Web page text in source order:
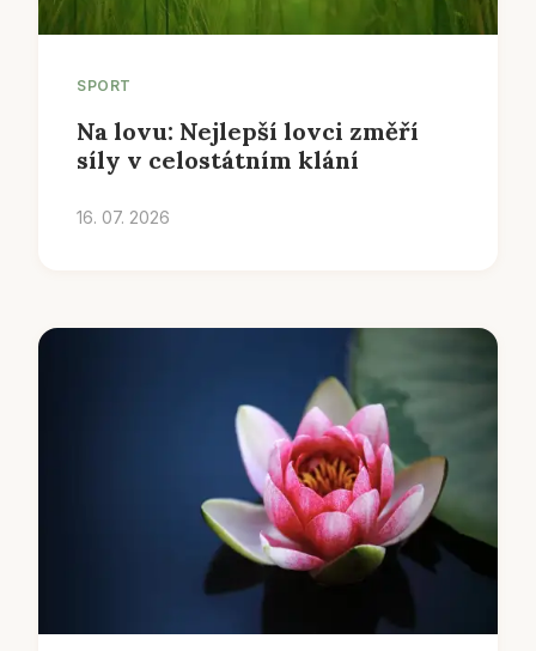
SPORT
Na lovu: Nejlepší lovci změří
síly v celostátním klání
16. 07. 2026